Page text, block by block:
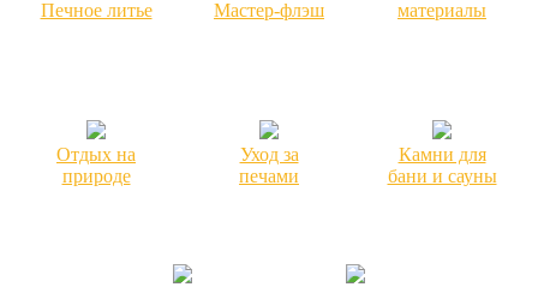
Печное литье Мастер-флэш
материалы
Отдых на
природе
Уход за
печами
Камни для
бани и сауны